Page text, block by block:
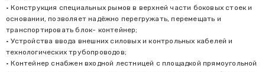
• Конструкция специальных рымов в верхней части боковых стоек и
основании, позволяет надёжно перегружать, перемещать и
транспортировать блок- контейнер;
• Устройства ввода внешних силовых и контрольных кабелей и
технологических трубопроводов;
• Контейнер снабжен входной лестницей с площадкой прямоугольной